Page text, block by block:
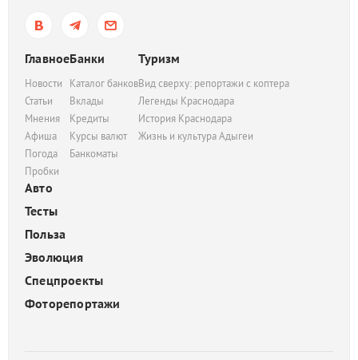
Главное
Новости
Статьи
Мнения
Афиша
Погода
Пробки
Банки
Каталог банков
Вклады
Кредиты
Курсы валют
Банкоматы
Туризм
Вид сверху: репортажи с коптера
Легенды Краснодара
История Краснодара
Жизнь и культура Адыгеи
Авто
Тесты
Польза
Эволюция
Спецпроекты
Фоторепортажи